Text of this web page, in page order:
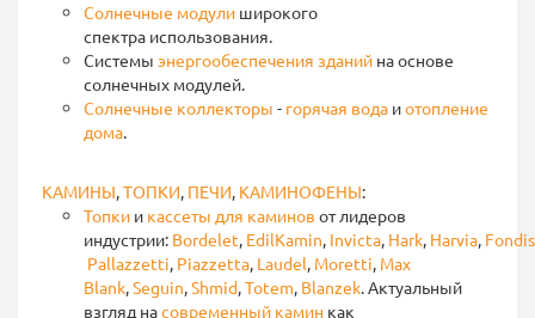
Солнечные модули широкого
спектра использования.
Системы энергообеспечения зданий на основе
солнечных модулей.
Солнечные коллекторы - горячая вода иотопление
дома.
КАМИНЫ,ТОПКИ, ПЕЧИ, КАМИНОФЕНЫ:
Топки и кассеты для каминов от лидеров
индустрии: Bordelet, EdilKamin, Invicta, Hark, Harvia, Fondis
Pallazzetti, Piazzetta, Laudel, Moretti, Max
Blank,Seguin,Shmid,Totem, Blanzek. Актуальный
взгляд насовременный камин как